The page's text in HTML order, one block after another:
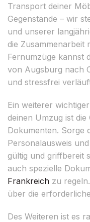
Transport deiner
Gegenstände – wir
und unserer
die Zusammenarbeit
Fernumzüge kannst
von Augsburg nach
und stressfrei
Ein weiterer
deinen Umzug ist
Dokumenten. Sorge
Personalausweis
gültig und griffbereit
auch spezielle
Frankreich zu
über die
Des Weiteren ist es